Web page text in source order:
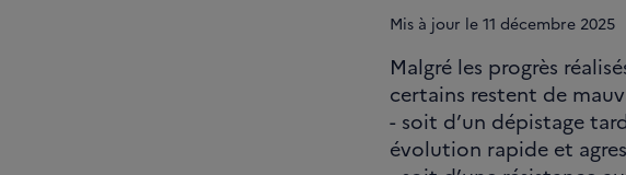
Mis à jour le 11 décembre 2025
Malgré les progrès
certains restent de
- soit d’un dépistage
évolution rapide et